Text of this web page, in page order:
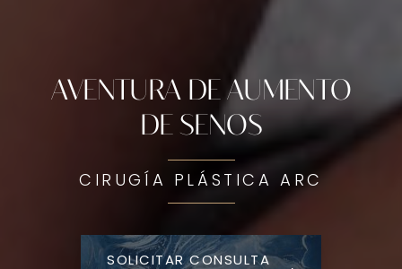
AVENTURA DE AUMENTO
DE SENOS
CIRUGÍA PLÁSTICA ARC
SOLICITAR CONSULTA